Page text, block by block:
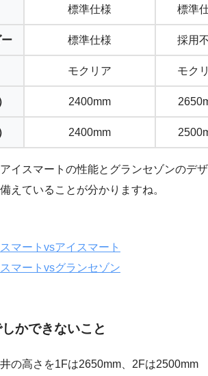
標準仕様 標準
標準仕様 採用
モクリア モク
2400mm
2400mm
イスマートの性能とグランセゾンのデザ
えていることが分かりますね。
マートvsアイスマート
マートvsグランセゾン
かできないこと
の高さを1Fは2650mm、2Fは2500mm